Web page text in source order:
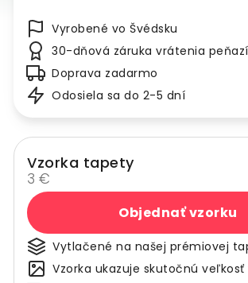
Vyrobené vo Švédsku
30-dňová záruka vrátenia peňazí
Doprava zadarmo
Odosiela sa do 2-5 dní
Vzorka tapety
3 €
Objednať vzorku
Vytlačené na našej prémiovej
Vzorka ukazuje skutočnú veľkosť